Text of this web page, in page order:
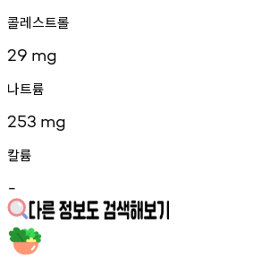
콜레스트롤
29 mg
나트륨
253 mg
칼륨
-